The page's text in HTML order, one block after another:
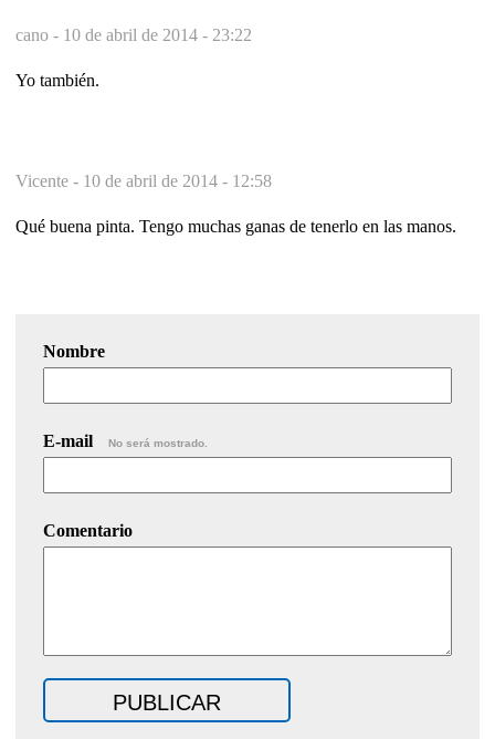
cano - 10 de abril de 2014 - 23:22
Yo también.
Vicente - 10 de abril de 2014 - 12:58
Qué buena pinta. Tengo muchas ganas de tenerlo en las manos.
Nombre
E-mail No será mostrado.
Comentario